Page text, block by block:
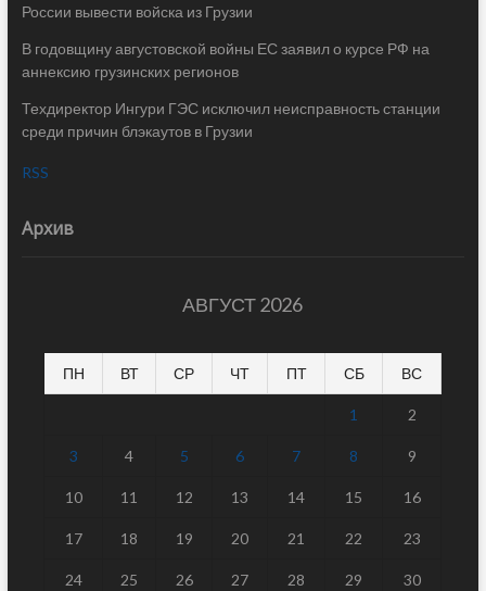
России вывести войска из Грузии
В годовщину августовской войны ЕС заявил о курсе РФ на
аннексию грузинских регионов
Техдиректор Ингури ГЭС исключил неисправность станции
среди причин блэкаутов в Грузии
RSS
Архив
АВГУСТ 2026
ПН ВТ СР ЧТ ПТ СБ ВС
1 2
3 4 5 6 7 8 9
10 11 12 13 14 15 16
17 18 19 20 21 22 23
24 25 26 27 28 29 30